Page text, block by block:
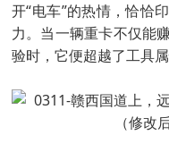
开“电车”的热情，恰恰
力。当一辆重卡不仅能
验时，它便超越了工具